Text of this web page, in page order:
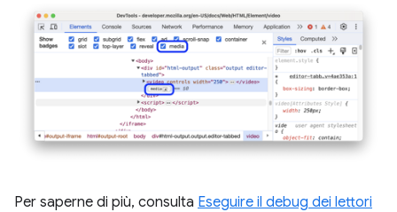
Per saperne di più, consulta Eseguire il debug dei lettori